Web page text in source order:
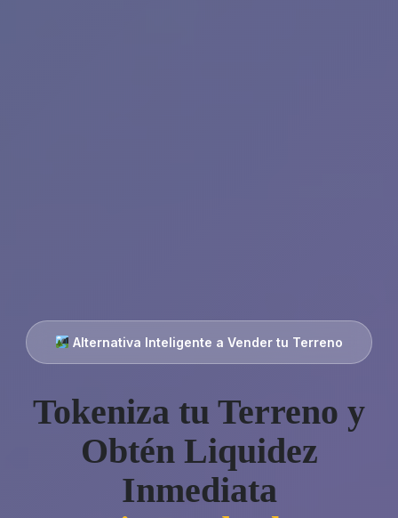
Alternativa Inteligente a Vender tu Terreno
Tokeniza tu Terreno y
Obtén Liquidez
Inmediata